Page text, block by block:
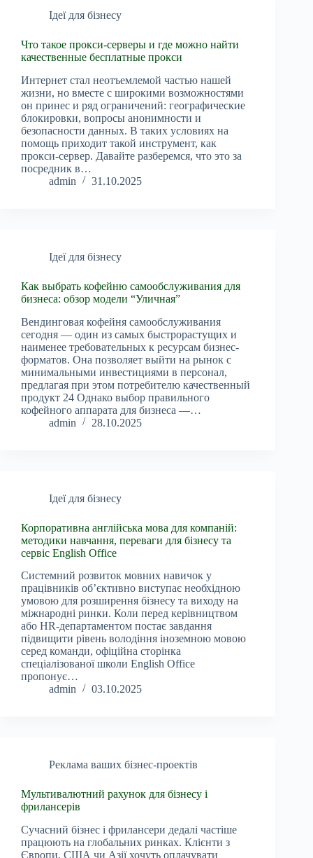
Ідеї для бізнесу
Что такое прокси-серверы и где можно найти
качественные бесплатные прокси
Интернет стал неотъемлемой частью нашей
жизни, но вместе с широкими возможностями
он принес и ряд ограничений: географические
блокировки, вопросы анонимности и
безопасности данных. В таких условиях на
помощь приходит такой инструмент, как
прокси-сервер. Давайте разберемся, что это за
посредник в…
admin
31.10.2025
Ідеї для бізнесу
Как выбрать кофейню самообслуживания для
бизнеса: обзор модели “Уличная”
Вендинговая кофейня самообслуживания
сегодня — один из самых быстрорастущих и
наименее требовательных к ресурсам бизнес-
форматов. Она позволяет выйти на рынок с
минимальными инвестициями в персонал,
предлагая при этом потребителю качественный
продукт 24 Однако выбор правильного
кофейного аппарата для бизнеса —…
admin
28.10.2025
Ідеї для бізнесу
Корпоративна англійська мова для компаній:
методики навчання, переваги для бізнесу та
сервіс English Office
Системний розвиток мовних навичок у
працівників об’єктивно виступає необхідною
умовою для розширення бізнесу та виходу на
міжнародні ринки. Коли перед керівництвом
або HR-департаментом постає завдання
підвищити рівень володіння іноземною мовою
серед команди, офіційна сторінка
спеціалізованої школи English Office
пропонує…
admin
03.10.2025
Реклама ваших бізнес-проектів
Мультивалютний рахунок для бізнесу і
фрилансерів
Сучасний бізнес і фрилансери дедалі частіше
працюють на глобальних ринках. Клієнти з
Європи, США чи Азії хочуть оплачувати